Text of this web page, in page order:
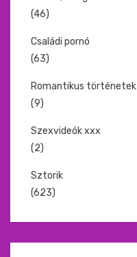
(46)
Családi pornó
(63)
Romantikus történetek
(9)
Szexvideók xxx
(2)
Sztorik
(623)